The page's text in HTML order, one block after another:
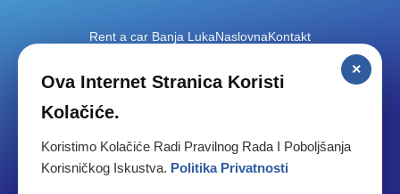
Rent a car Banja LukaNaslovnaKontakt
Laktaši
×
Ova Internet Stranica Koristi
Kolačiće.
Koristimo Kolačiće Radi Pravilnog Rada I Poboljšanja
Korisničkog Iskustva. Politika Privatnosti